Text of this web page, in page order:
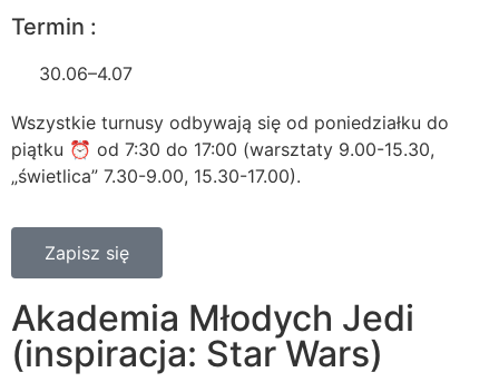
Termin :
30.06–4.07
Wszystkie turnusy odbywają się od poniedziałku do
piątku ⏰ od 7:30 do 17:00 (warsztaty 9.00-15.30,
„świetlica” 7.30-9.00, 15.30-17.00).
Zapisz się
Akademia Młodych Jedi
(inspiracja: Star Wars)